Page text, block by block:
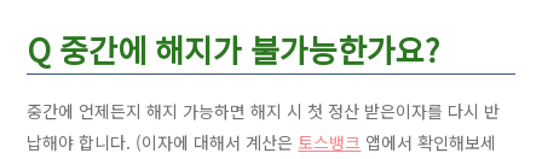
Q 중간에 해지가 불가능한가요?
중간에 언제든지 해지 가능하면 해지 시 첫 정산 받은이자를 다시 반
납해야 합니다. (이자에 대해서 계산은 토스뱅크 앱에서 확인해보세